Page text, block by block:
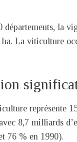
départements, la
La viticulture
représente
8,7 milliards
76 % en 1990).